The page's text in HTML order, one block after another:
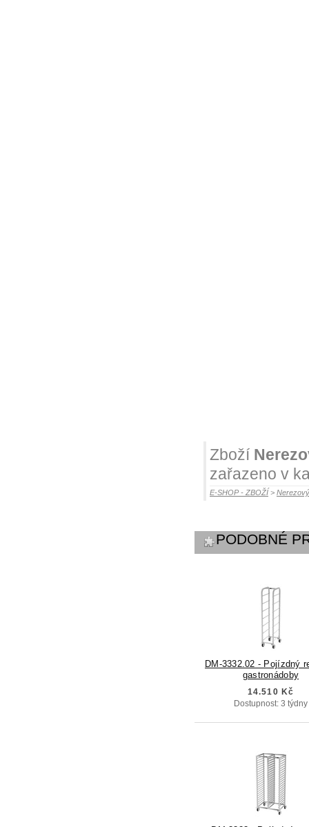
Zboží
zařazeno v
E-SHOP - ZBOŽÍ >
PODOBNÉ
DM-3332.02 - Pojízdný
gastronádoby
14.510 Kč
Dostupnost: 3 týdny